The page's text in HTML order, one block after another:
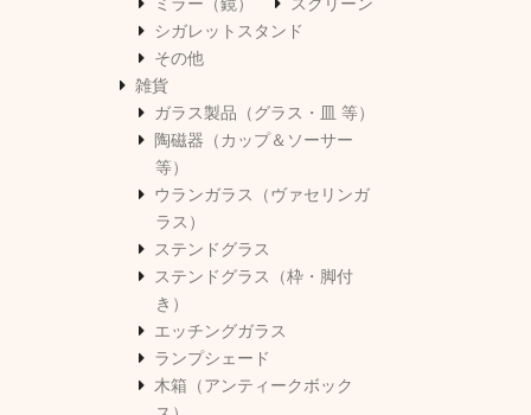
ミラー（鏡）
スクリーン
シガレットスタンド
その他
雑貨
ガラス製品（グラス・皿 等）
陶磁器（カップ＆ソーサー
等）
ウランガラス（ヴァセリンガ
ラス）
ステンドグラス
ステンドグラス（枠・脚付
き）
エッチングガラス
ランプシェード
木箱（アンティークボック